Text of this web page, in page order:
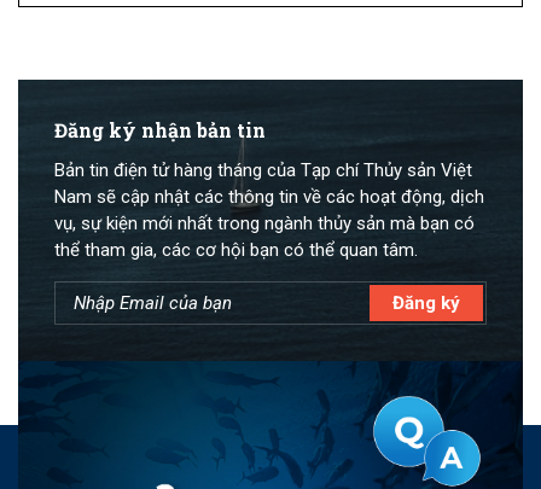
Đăng ký nhận bản tin
Bản tin điện tử hàng tháng của Tạp chí Thủy sản Việt
Nam sẽ cập nhật các thông tin về các hoạt động, dịch
vụ, sự kiện mới nhất trong ngành thủy sản mà bạn có
thể tham gia, các cơ hội bạn có thể quan tâm.